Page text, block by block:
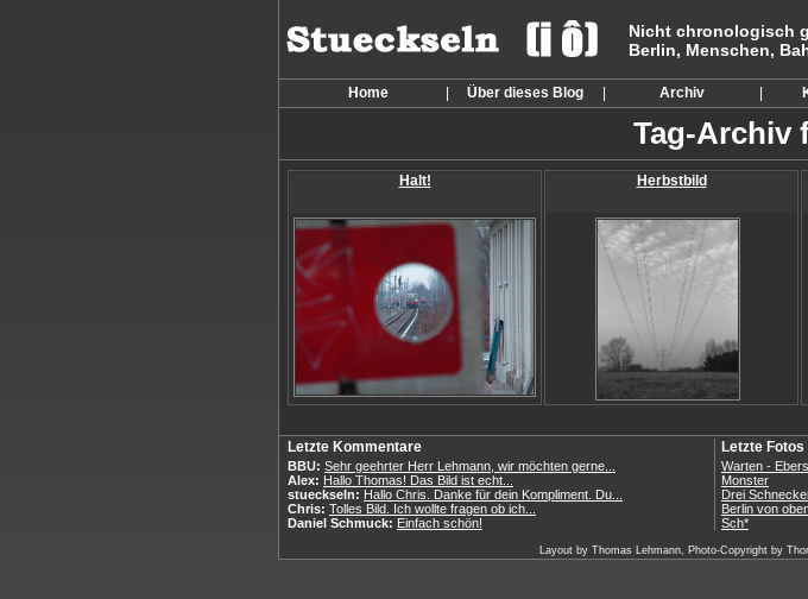
Nicht chronologisch
Berlin, Menschen,
Home Über dieses Blog Archiv
Tag-Archiv
Halt! Herbstbild
Letzte Kommentare
BBU: Sehr geehrter Herr Lehmann, wir möchten gerne...
Alex: Hallo Thomas! Das Bild ist echt...
stueckseln: Hallo Chris. Danke für dein Kompliment. Du...
Chris: Tolles Bild. Ich wollte fragen ob ich...
Daniel Schmuck: Einfach schön!
Letzte Fotos
Warten -
Monster
Drei
Berlin von
Sch*
Layout by Thomas Lehmann, Photo-Copyright by